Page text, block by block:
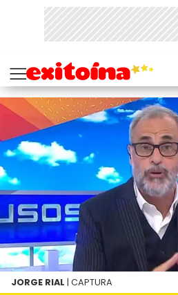
JORGE RIAL | CAPTURA